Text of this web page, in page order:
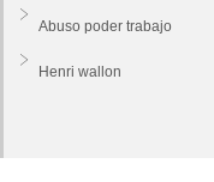
Abuso poder trabajo
Henri wallon